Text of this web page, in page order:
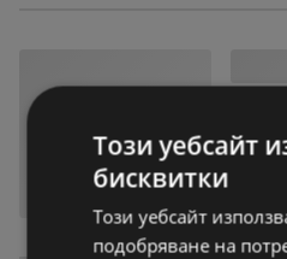
Този уебсайт
бисквитки
Този уебсайт
подобряване на